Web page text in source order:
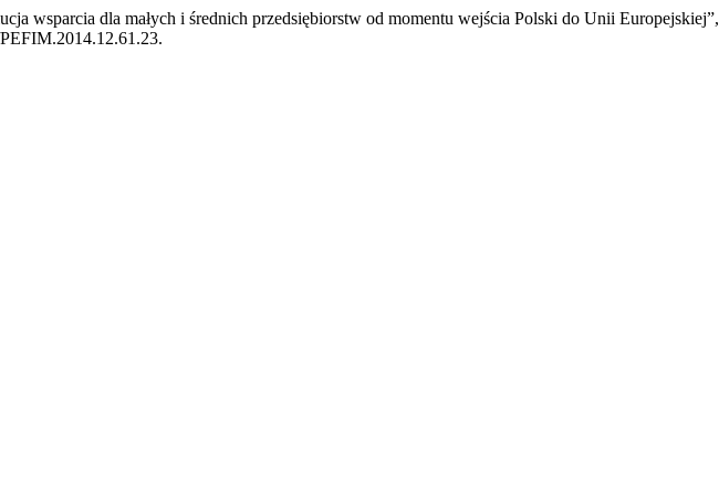
wsparcia dla małych i średnich przedsiębiorstw od momentu wejścia Polski do Unii Europejskiej”,